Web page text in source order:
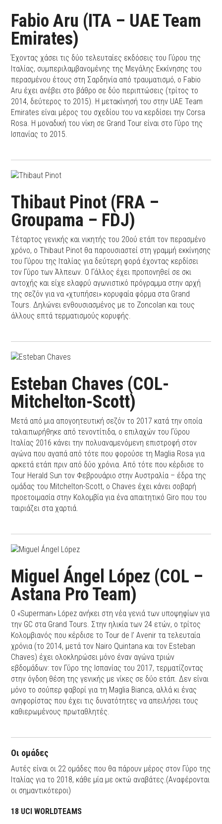
Fabio Aru (ITA – UAE Team
Emirates)
Έχοντας χάσει τις δύο τελευταίες εκδόσεις του Γύρου της
Ιταλίας, συμπεριλαμβανομένης της Μεγάλης Εκκίνησης του
περασμένου έτους στη Σαρδηνία από τραυματισμό, ο Fabio
Aru έχει ανέβει στο βάθρο σε δύο περιπτώσεις (τρίτος το
2014, δεύτερος το 2015). Η μετακίνησή του στην UAE Team
Emirates είναι μέρος του σχεδίου του να κερδίσει την Corsa
Rosa. Η μοναδική του νίκη σε Grand Tour είναι στο Γύρο της
Ισπανίας το 2015.
Thibaut Pinot (FRA –
Groupama – FDJ)
Τέταρτος γενικής και νικητής του 20ού ετάπ τον περασμένο
χρόνο, ο Thibaut Pinot θα παρουσιαστεί στη γραμμή εκκίνησης
του Γύρου της Ιταλίας για δεύτερη φορά έχοντας κερδίσει
τον Γύρο των Άλπεων. Ο Γάλλος έχει προπονηθεί σε σκι
αντοχής και είχε ελαφρύ αγωνιστικό πρόγραμμα στην αρχή
της σεζόν για να «χτυπήσει» κορυφαία φόρμα στα Grand
Tours. Δηλώνει ενθουσιασμένος με το Zoncolan και τους
άλλους επτά τερματισμούς κορυφής.
Esteban Chaves (COL-
Mitchelton-Scott)
Μετά από μια απογοητευτική σεζόν το 2017 κατά την οποία
ταλαιπωρήθηκε από τενοντίτιδα, ο επιλαχών του Γύρου
Ιταλίας 2016 κάνει την πολυαναμενόμενη επιστροφή στον
αγώνα που αγαπά από τότε που φορούσε τη Maglia Rosa για
αρκετά ετάπ πριν από δύο χρόνια. Από τότε που κέρδισε το
Tour Herald Sun τον Φεβρουάριο στην Αυστραλία – έδρα της
ομάδας του Mitchelton-Scott, ο Chaves έχει κάνει σοβαρή
προετοιμασία στην Κολομβία για ένα απαιτητικό Giro που του
ταιριάζει στα χαρτιά.
Miguel Ángel López (COL –
Astana Pro Team)
Ο «Superman» López ανήκει στη νέα γενιά των υποψηφίων για
την GC στα Grand Tours. Στην ηλικία των 24 ετών, ο τρίτος
Κολομβιανός που κέρδισε το Tour de l’ Avenir τα τελευταία
χρόνια (το 2014, μετά τον Nairo Quintana και τον Esteban
Chaves) έχει ολοκληρώσει μόνο έναν αγώνα τριών
εβδομάδων: τον Γύρο της Ισπανίας του 2017, τερματίζοντας
στην όγδοη θέση της γενικής με νίκες σε δύο ετάπ. Δεν είναι
μόνο το σούπερ φαβορί για τη Maglia Bianca, αλλά κι ένας
ανηφορίστας που έχει τις δυνατότητες να απειλήσει τους
καθιερωμένους πρωταθλητές.
Οι ομάδες
Αυτές είναι οι 22 ομάδες που θα πάρουν μέρος στον Γύρο της
Ιταλίας για το 2018, κάθε μία με οκτώ αναβάτες.(Αναφέρονται
οι σημαντικότεροι)
18 UCI WORLDTEAMS